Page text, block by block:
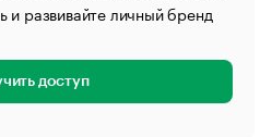
и развивайте личный бренд
доступ